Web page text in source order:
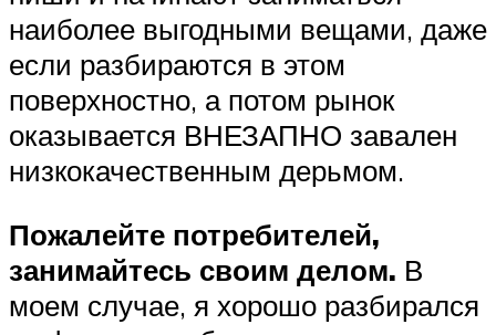
наиболее выгодными вещами, даже
если разбираются в этом
поверхностно, а потом рынок
оказывается ВНЕЗАПНО завален
низкокачественным дерьмом.
Пожалейте потребителей,
занимайтесь своим делом. В
моем случае, я хорошо разбирался